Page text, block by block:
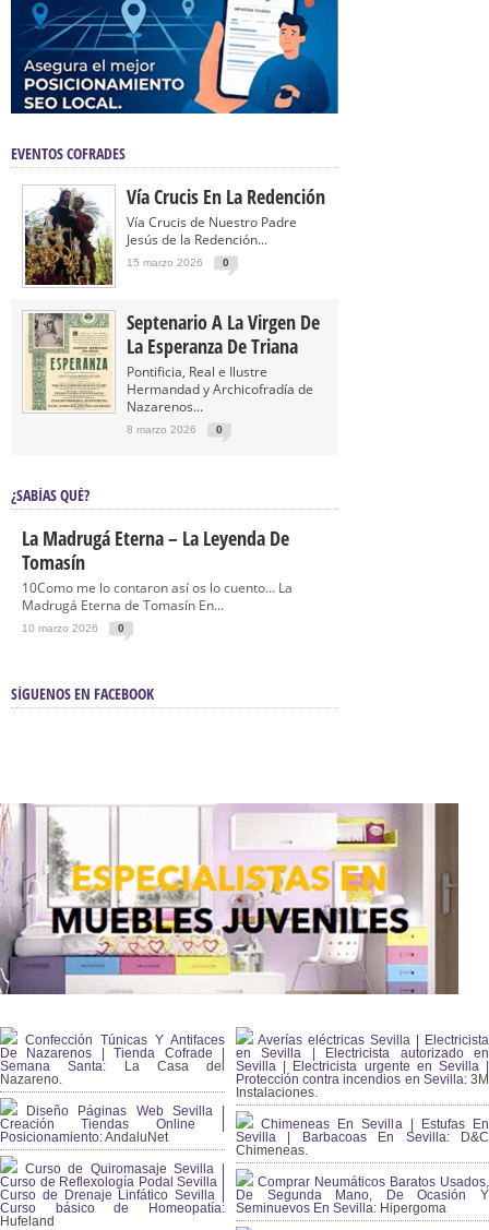
EVENTOS COFRADES
Vía Crucis En La Redención
Vía Crucis de Nuestro Padre
Jesús de la Redención...
15 marzo 2026 0
Septenario A La Virgen De
La Esperanza De Triana
Pontificia, Real e Ilustre
Hermandad y Archicofradía de
Nazarenos...
8 marzo 2026 0
¿SABÍAS QUÉ?
La Madrugá Eterna – La Leyenda De
Tomasín
10Como me lo contaron así os lo cuento… La
Madrugá Eterna de Tomasín En...
10 marzo 2026 0
SÍGUENOS EN FACEBOOK
Confección Túnicas Y Antifaces
De Nazarenos | Tienda Cofrade |
Semana Santa: La Casa del
Nazareno.
Diseño Páginas Web Sevilla |
Creación Tiendas Online |
Posicionamiento:AndaluNet
Curso de Quiromasaje Sevilla |
Curso de Reflexología Podal Sevilla |
Curso de Drenaje Linfático Sevilla |
Curso básico de Homeopatía:
Hufeland
Averías eléctricas Sevilla | Electricista
en Sevilla | Electricista autorizado en
Sevilla | Electricista urgente en Sevilla |
Protección contra incendios en Sevilla:3M
Instalaciones.
Chimeneas En Sevilla | Estufas En
Sevilla | Barbacoas En Sevilla:D&C
Chimeneas.
Comprar Neumáticos Baratos Usados,
De Segunda Mano, De Ocasión Y
Seminuevos En Sevilla: Hipergoma